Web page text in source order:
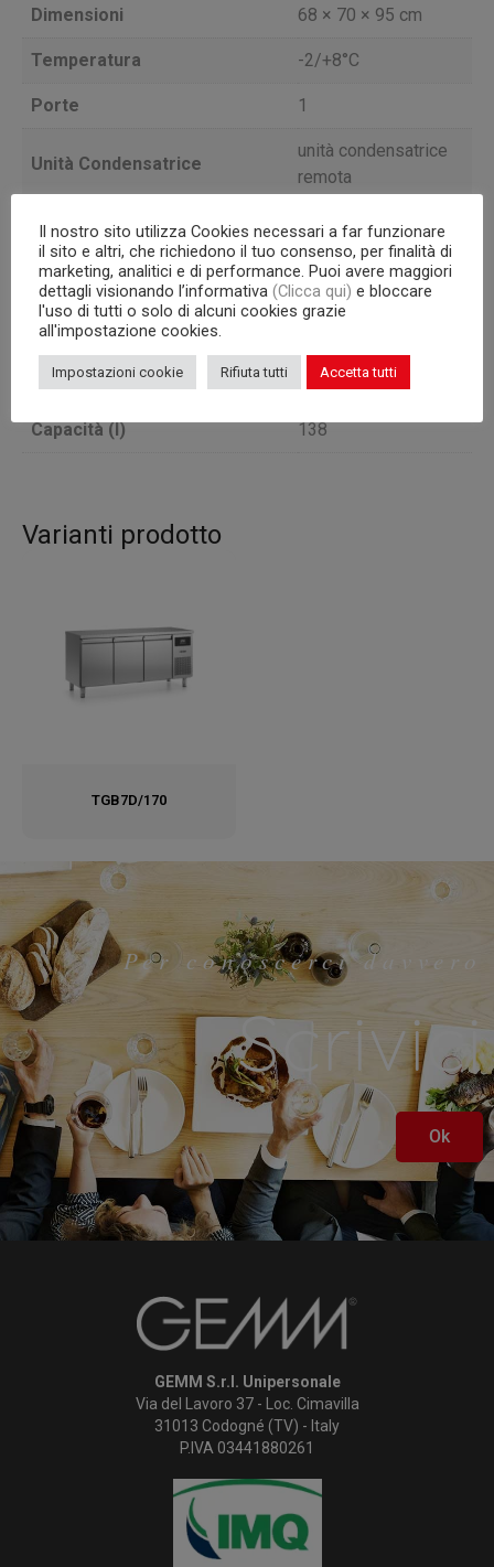
Dimensioni 68 × 70 × 95 cm
Temperatura -2/+8°C
Porte 1
Unità Condensatrice
unità condensatrice
remota
Versione
TEMPERATURA
POSITIVA
Profondità 70
Capacità interna
Corpo 665
Capacità (l) 138
Varianti prodotto
TGB7D/170
Per conoscerci davvero
Scrivici
Ok
GEMM S.r.l. Unipersonale
Via del Lavoro 37 - Loc. Cimavilla
31013 Codogné (TV) - Italy
P.IVA 03441880261
Il nostro sito utilizza Cookies necessari a far funzionare
il sito e altri, che richiedono il tuo consenso, per finalità di
marketing, analitici e di performance. Puoi avere maggiori
dettagli visionando l’informativa (Clicca qui) e bloccare
l'uso di tutti o solo di alcuni cookies grazie
all'impostazione cookies.
Impostazioni cookie Rifiuta tutti Accetta tutti